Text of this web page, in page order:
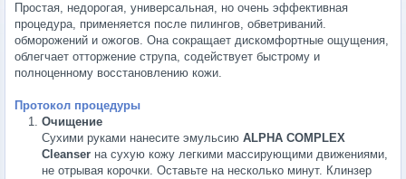
Простая, недорогая, универсальная, но очень эффективная
процедура, применяется после пилингов, обветриваний.
обморожений и ожогов. Она сокращает дискомфортные ощущения,
облегчает отторжение струпа, содействует быстрому и
полноценному восстановлению кожи.
Протокол процедуры
Очищение
Сухими руками нанесите эмульсию ALPHA COMPLEX
Cleanser на сухую кожу легкими массирующими движениями,
не отрывая корочки. Оставьте на несколько минут. Клинзер